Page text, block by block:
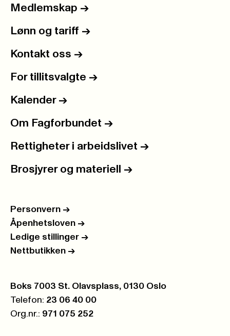
Medlemskap ->
Lønn og tariff ->
Kontakt oss ->
For tillitsvalgte ->
Kalender ->
Om Fagforbundet ->
Rettigheter i arbeidslivet ->
Brosjyrer og materiell ->
Personvern ->
Åpenhetsloven ->
Ledige stillinger ->
Nettbutikken ->
Postboks:
Boks 7003 St. Olavsplass, 0130 Oslo
Telefon: 23 06 40 00
Org.nr.: 971 075 252